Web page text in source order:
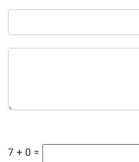
7 + 0 =